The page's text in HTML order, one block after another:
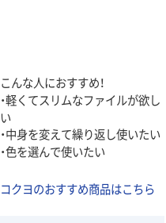
こんな人におすすめ！
・軽くてスリムなファイルが欲し
い
・中身を変えて繰り返し使いたい
・色を選んで使いたい
コクヨのおすすめ商品はこちら